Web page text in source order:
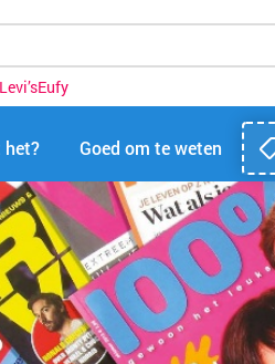
Levi’sEufy
het? Goed om te weten